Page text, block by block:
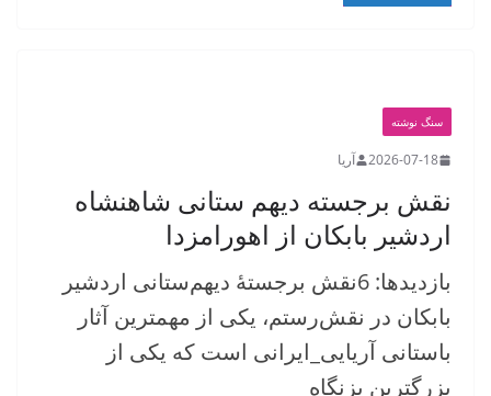
سنگ نوشته
2026-07-18 آریا
نقش برجسته دیهم ستانی شاهنشاه
اردشیر بابکان از اهورامزدا
بازدیدها: 6نقش برجستهٔ دیهم‌ستانی اردشیر
بابکان در نقش‌رستم، یکی از مهمترین آثار
باستانی آریایی_ایرانی است که یکی از
بزرگترین بزنگاه